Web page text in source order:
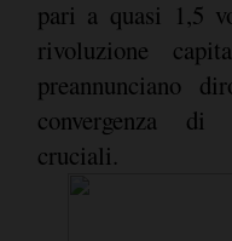
pari a quasi 1,5
rivoluzione
preannunciano
convergenza di
cruciali.